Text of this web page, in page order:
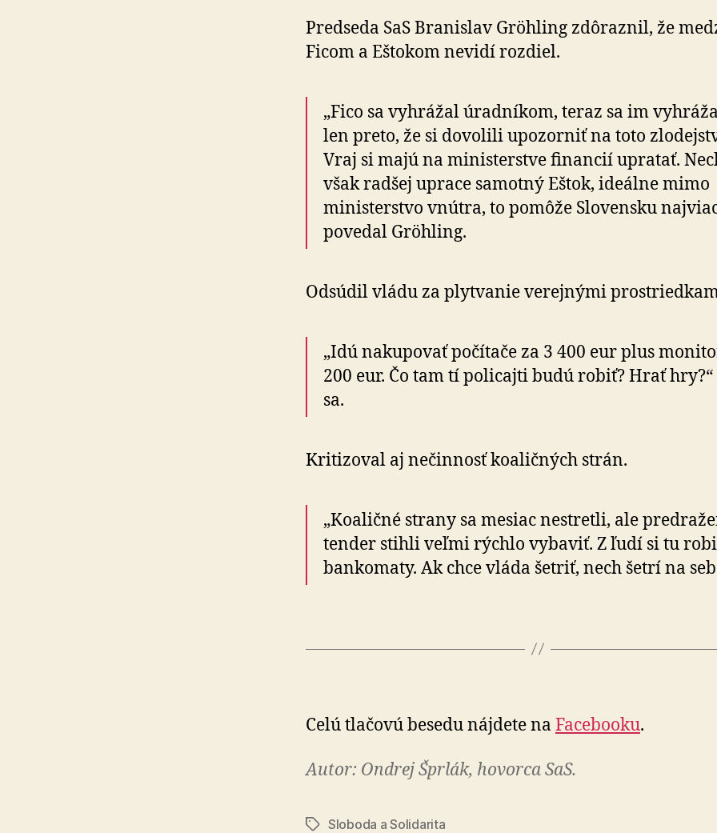
Predseda SaS Branislav Gröhling zdôraznil, že
Ficom a Eštokom nevidí rozdiel.
„Fico sa vyhrážal úradníkom, teraz sa im
len preto, že si dovolili upozorniť na toto
Vraj si majú na ministerstve financií upratať.
však radšej uprace samotný Eštok, ideálne mimo
ministerstvo vnútra, to pomôže Slovensku
povedal Gröhling.
Odsúdil vládu za plytvanie verejnými
„Idú nakupovať počítače za 3 400 eur plus
200 eur. Čo tam tí policajti budú robiť? Hrať
sa.
Kritizoval aj nečinnosť koaličných strán.
„Koaličné strany sa mesiac nestretli, ale
tender stihli veľmi rýchlo vybaviť. Z ľudí si tu
bankomaty. Ak chce vláda šetriť, nech šetrí na
Celú tlačovú besedu nájdete na Facebooku.
Autor: Ondrej Šprlák, hovorca SaS.
ZnačkySloboda a Solidarita